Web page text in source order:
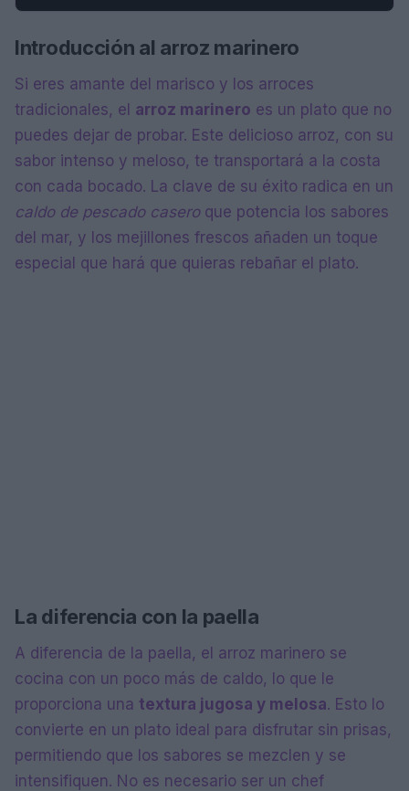
Introducción al arroz marinero
Si eres amante del marisco y los arroces
tradicionales, el arroz marinero es un plato que no
puedes dejar de probar. Este delicioso arroz, con su
sabor intenso y meloso, te transportará a la costa
con cada bocado. La clave de su éxito radica en un
caldo de pescado caseroque potencia los sabores
del mar, y los mejillones frescos añaden un toque
especial que hará que quieras rebañar el plato.
La diferencia con la paella
A diferencia de la paella, el arroz marinero se
cocina con un poco más de caldo, lo que le
proporciona una textura jugosa y melosa. Esto lo
convierte en un plato ideal para disfrutar sin prisas,
permitiendo que los sabores se mezclen y se
intensifiquen. No es necesario ser un chef